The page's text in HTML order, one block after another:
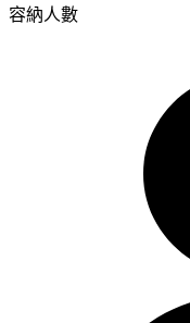
容納人數